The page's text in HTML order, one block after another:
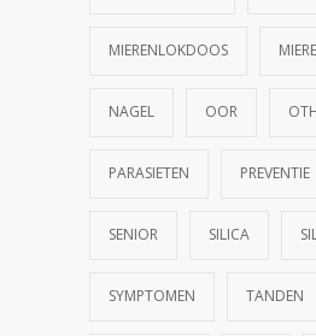
MIERENLOKDOOS
NAGEL OOR
PARASIETEN PREVENTIE
SENIOR SILICA
SYMPTOMEN TANDEN